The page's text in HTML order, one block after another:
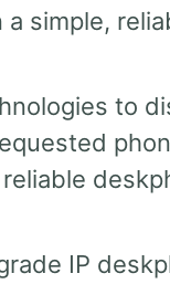
simple,
to
IP